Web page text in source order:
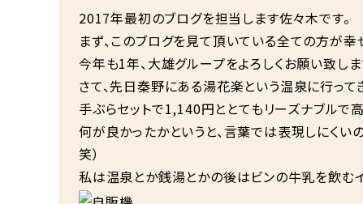
2017年最初のブログを担当します佐々木です。
まず、このブログを見て頂いている全ての方が
今年も1年、大雄グループをよろしくお願い致しま
さて、先日秦野にある湯花楽という温泉に行って
手ぶらセットで1,140円ととてもリーズナブルで
何が良かったかというと、言葉では表現しにくい
笑）
私は温泉とか銭湯とかの後はビンの牛乳を飲む